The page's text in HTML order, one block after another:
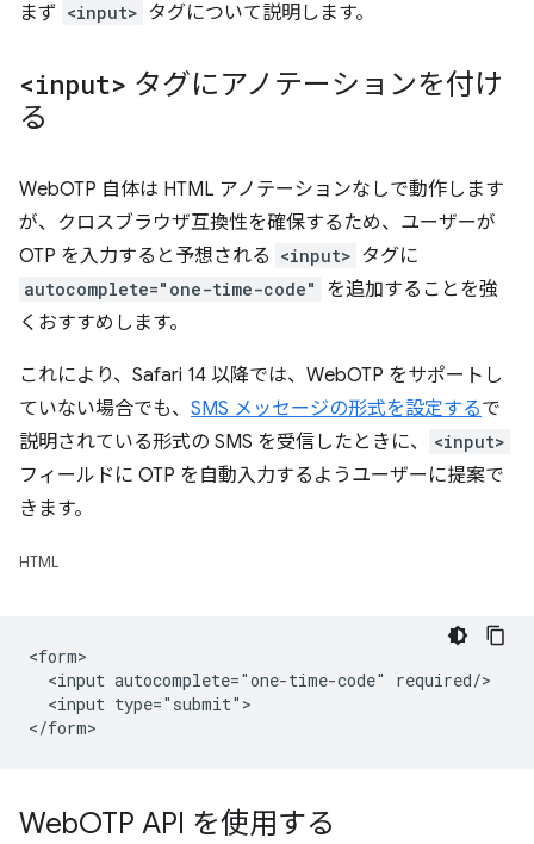
まず <input> タグについて説明します。
<input> タグにアノテーションを付け
る
WebOTP 自体は HTML アノテーションなしで動作します
が、クロスブラウザ互換性を確保するため、ユーザーが
OTP を入力すると予想される <input> タグに
autocomplete="one-time-code"
を追加することを強
くおすすめします。
これにより、Safari 14 以降では、WebOTP をサポートし
ていない場合でも、 SMS メッセージの形式を設定するで
説明されている形式の SMS を受信したときに、
<input>
フィールドに OTP を自動入力するようユーザーに提案で
きます。
HTML
<form>
  <input autocomplete="one-time-code" required/>
  <input type="submit">
WebOTP API を使用する